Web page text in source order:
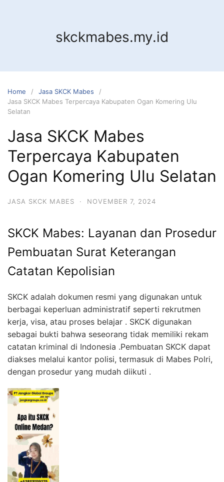
skckmabes.my.id
Home
Jasa SKCK Mabes
Jasa SKCK Mabes Terpercaya Kabupaten Ogan Komering Ulu
Selatan
Jasa SKCK Mabes
Terpercaya Kabupaten
Ogan Komering Ulu Selatan
JASA SKCK MABES · NOVEMBER 7, 2024
SKCK Mabes: Layanan dan Prosedur
Pembuatan Surat Keterangan
Catatan Kepolisian
SKCK adalah dokumen resmi yang digunakan untuk
berbagai keperluan administratif seperti rekrutmen
kerja, visa, atau proses belajar . SKCK digunakan
sebagai bukti bahwa seseorang tidak memiliki rekam
catatan kriminal di Indonesia .Pembuatan SKCK dapat
diakses melalui kantor polisi, termasuk di Mabes Polri,
dengan prosedur yang mudah diikuti .